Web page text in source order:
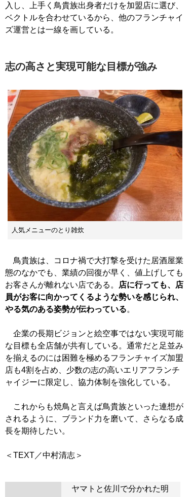
入し、上手く鳥貴族出身者だけを加盟店に選び、
ベクトルを合わせているから、他のフランチャイ
ズ運営とは一線を画している。
志の高さと実現可能な目標が強み
人気メニューのとり雑炊
鳥貴族は、コロナ禍で大打撃を受けた居酒屋業
態のなかでも、業績の回復が早く、値上げしても
お客さんが離れない店である。
店に行っても、店
員がお客に向かってくるような勢いを感じられ、
やる気のある姿勢が伝わっている。
企業の長期ビジョンと絵空事ではない実現可能
な目標も全店舗が共有している。通常だと足並み
を揃えるのには困難を極めるフランチャイズ加盟
店も4割を占め、少数の志の高いエリアフランチ
ャイジーに限定し、協力体制を強化している。
これからも焼鳥と言えば鳥貴族といった連想が
されるように、ブランド力を磨いて、さらなる成
長を期待したい。
ヤマトと佐川で分かれた明